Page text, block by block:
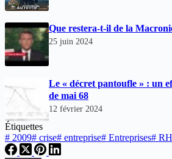
Que restera-t-il de la
25 juin 2024
Le « décret pantoufle » : un
de mai 68
12 février 2024
Étiquettes
# 2009# crise# entreprise# Entreprises# RH